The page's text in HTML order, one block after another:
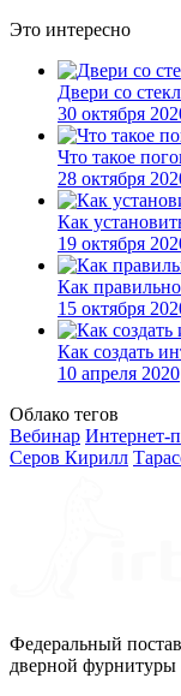
Это интересно
Двери со
30 октября
Что такое
28 октября
Как
19 октября
Как
15 октября
Как создать
10 апреля 2020
Облако тегов
Вебинар Интернет-
Серов Кирилл
Федеральный
дверной фурнитуры